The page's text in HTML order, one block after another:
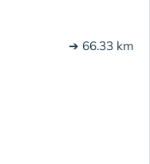
➔ 66.33 km